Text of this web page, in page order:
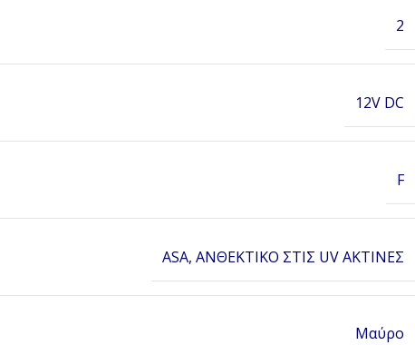
2
12V DC
F
ASA, ΑΝΘΕΚΤΙΚΟ ΣΤΙΣ UV ΑΚΤΙΝΕΣ
Μαύρο